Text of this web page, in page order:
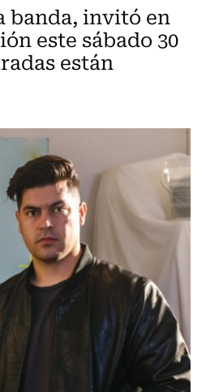
banda, invitó en
este sábado 30
están